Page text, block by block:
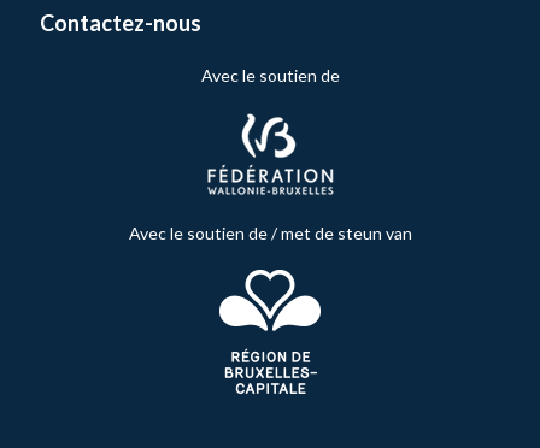
Contactez-nous
Avec le soutien de
Avec le soutien de / met de steun van